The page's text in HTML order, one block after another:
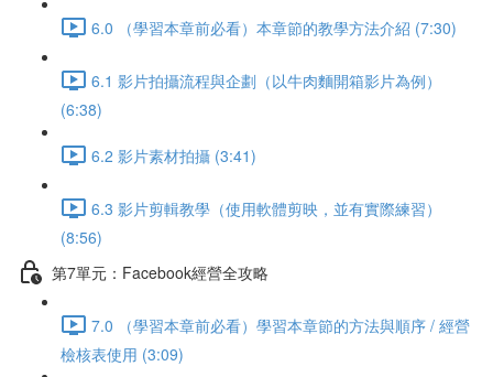
6.0 （學習本章前必看）本章節的教學方法介紹 (7:30)
6.1 影片拍攝流程與企劃（以牛肉麵開箱影片為例）
(6:38)
6.2 影片素材拍攝 (3:41)
6.3 影片剪輯教學（使用軟體剪映，並有實際練習）
(8:56)
第7單元：Facebook經營全攻略
7.0 （學習本章前必看）學習本章節的方法與順序 / 經營
檢核表使用 (3:09)